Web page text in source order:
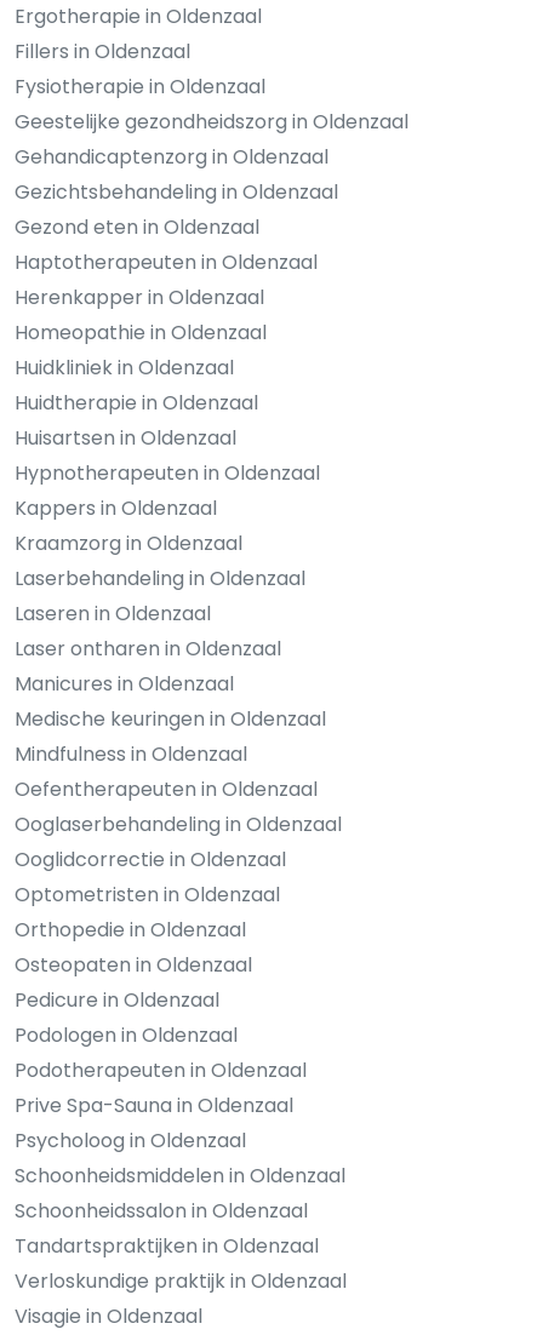
Ergotherapie in Oldenzaal
Fillers in Oldenzaal
Fysiotherapie in Oldenzaal
Geestelijke gezondheidszorg in Oldenzaal
Gehandicaptenzorg in Oldenzaal
Gezichtsbehandeling in Oldenzaal
Gezond eten in Oldenzaal
Haptotherapeuten in Oldenzaal
Herenkapper in Oldenzaal
Homeopathie in Oldenzaal
Huidkliniek in Oldenzaal
Huidtherapie in Oldenzaal
Huisartsen in Oldenzaal
Hypnotherapeuten in Oldenzaal
Kappers in Oldenzaal
Kraamzorg in Oldenzaal
Laserbehandeling in Oldenzaal
Laseren in Oldenzaal
Laser ontharen in Oldenzaal
Manicures in Oldenzaal
Medische keuringen in Oldenzaal
Mindfulness in Oldenzaal
Oefentherapeuten in Oldenzaal
Ooglaserbehandeling in Oldenzaal
Ooglidcorrectie in Oldenzaal
Optometristen in Oldenzaal
Orthopedie in Oldenzaal
Osteopaten in Oldenzaal
Pedicure in Oldenzaal
Podologen in Oldenzaal
Podotherapeuten in Oldenzaal
Prive Spa-Sauna in Oldenzaal
Psycholoog in Oldenzaal
Schoonheidsmiddelen in Oldenzaal
Schoonheidssalon in Oldenzaal
Tandartspraktijken in Oldenzaal
Verloskundige praktijk in Oldenzaal
Visagie in Oldenzaal